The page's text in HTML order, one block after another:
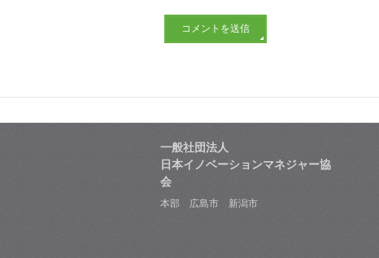
一般社団法人
日本イノベーションマネジャー協
会
本部 広島市 新潟市